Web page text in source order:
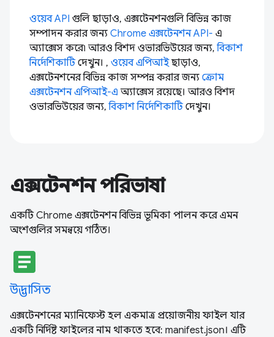
ওয়েব API গুলি ছাড়াও, এক্সটেনশনগুলি বিভিন্ন কাজ
সম্পাদন করার জন্য Chrome এক্সটেনশন API- এ
অ্যাক্সেস করে৷ আরও বিশদ ওভারভিউয়ের জন্য,বিকাশ
নির্দেশিকাটিদেখুন। , ওয়েব এপিআইছাড়াও,
এক্সটেনশনের বিভিন্ন কাজ সম্পন্ন করার জন্য ক্রোম
এক্সটেনশন এপিআই-এ অ্যাক্সেস রয়েছে। আরও বিশদ
ওভারভিউয়ের জন্য,বিকাশ নির্দেশিকাটিদেখুন।
এক্সটেনশন পরিভাষা
একটি Chrome এক্সটেনশন বিভিন্ন ভূমিকা পালন করে এমন
অংশগুলির সমন্বয়ে গঠিত।
article
উদ্ভাসিত
এক্সটেনশনের ম্যানিফেস্ট হল একমাত্র প্রয়োজনীয় ফাইল যার
একটি নির্দিষ্ট ফাইলের নাম থাকতে হবে: manifest.json। এটি